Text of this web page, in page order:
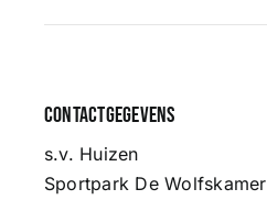
Contactgegevens
s.v. Huizen
Sportpark De Wolfskamer